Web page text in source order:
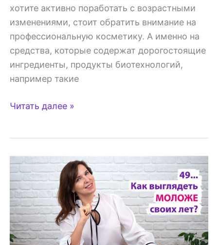
хотите активно поработать с возрастными
изменениями, стоит обратить внимание на
профессиональную косметику. А именно на
средства, которые содержат дорогостоящие
ингредиенты, продукты биотехнологий,
например такие
В
мышц
лица
и
гладкая
кожа
без
Читать далее »